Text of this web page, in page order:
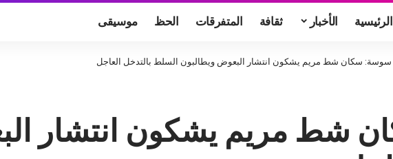
الأخبار ثقافة المتفرقات الحظ موسيقى
سوسة: سكان شط مريم يشكون انتشار البعوض ويطالبون السلط بالتدخل العاجل
شط مريم يشكون انتشار